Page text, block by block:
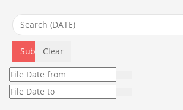
SubmitClear